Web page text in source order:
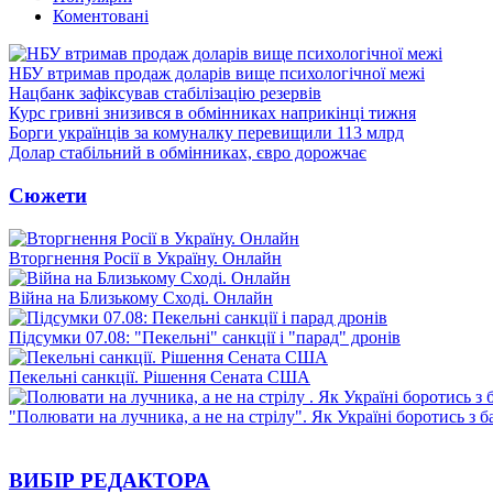
Коментовані
НБУ втримав продаж доларів вище психологічної межі
Нацбанк зафіксував стабілізацію резервів
Курс гривні знизився в обмінниках наприкінці тижня
Борги українців за комуналку перевищили 113 млрд
Долар стабільний в обмінниках, євро дорожчає
Сюжети
Вторгнення Росії в Україну. Онлайн
Війна на Близькому Сході. Онлайн
Підсумки 07.08: "Пекельні" санкції і "парад" дронів
Пекельні санкції. Рішення Сената США
"Полювати на лучника, а не на стрілу". Як Україні боротись з
ВИБІР РЕДАКТОРА